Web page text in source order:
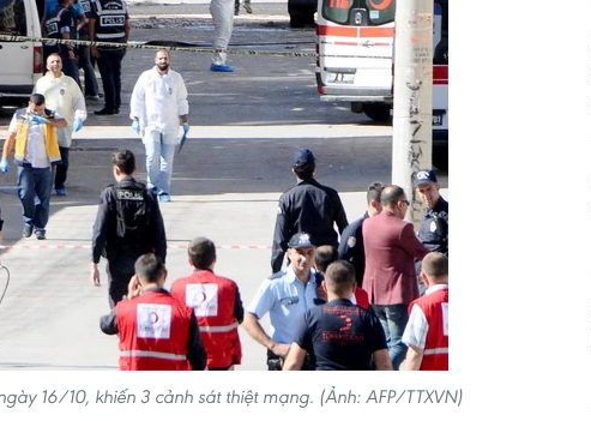
16/10, khiến 3 cảnh sát thiệt mạng. (Ảnh: AFP/TTXVN)